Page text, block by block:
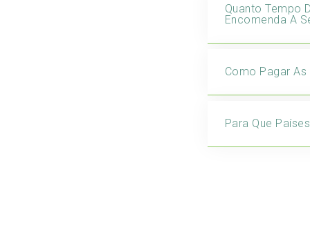
Quanto Tempo
Encomenda A
Como Pagar
Para Que